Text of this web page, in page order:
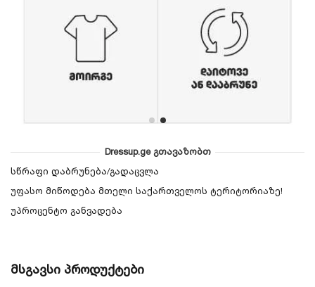
Dressup.ge გთავაზობთ
სწრაფი დაბრუნება/გადაცვლა
უფასო მიწოდება მთელი საქართველოს ტერიტორიაზე!
უპროცენტო განვადება
მსგავსი პროდუქტები